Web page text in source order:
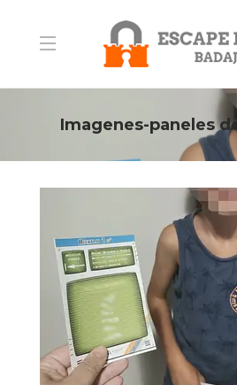
Imagenes-paneles